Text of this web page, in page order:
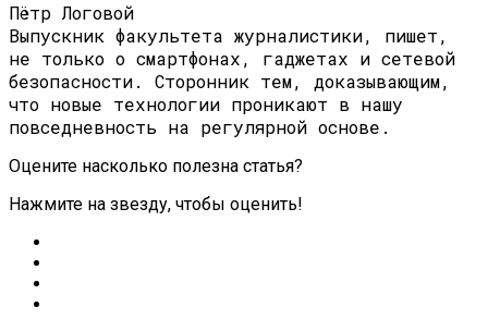
Пётр Логовой
Выпускник факультета журналистики, пишет,
не только о смартфонах, гаджетах и сетевой
безопасности. Сторонник тем, доказывающим,
что новые технологии проникают в нашу
повседневность на регулярной основе.
Оцените насколько полезна статья?
Нажмите на звезду, чтобы оценить!